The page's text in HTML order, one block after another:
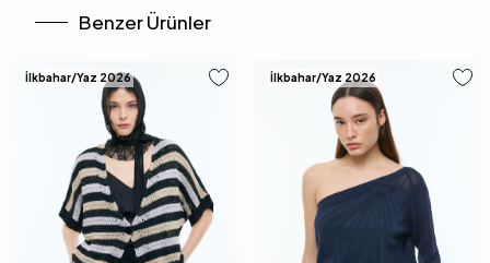
Benzer Ürünler
İlkbahar/Yaz 2026 İlkbahar/Yaz 2026